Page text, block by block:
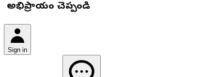
మీ అభిప్రాయం చెప్పండి
Sign in